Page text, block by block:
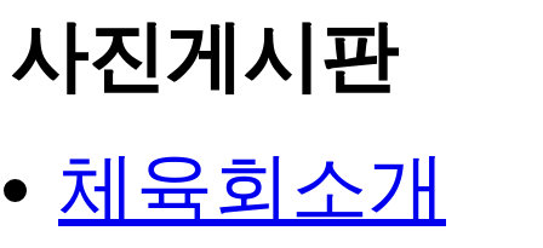
사진게시판
체육회소개